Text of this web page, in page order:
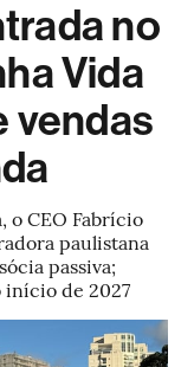
no
Vida
vendas
o CEO Fabrício
paulistana
passiva;
início de 2027